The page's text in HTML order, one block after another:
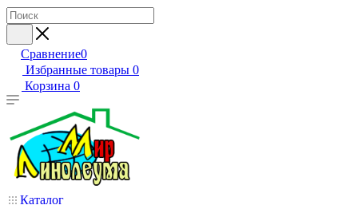
Сравнение0
Избранные товары 0
Корзина 0
Каталог